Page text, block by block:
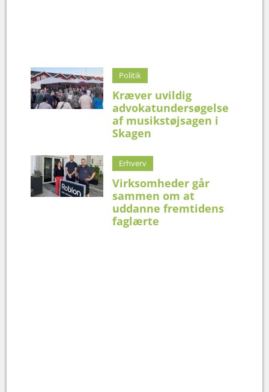
Politik
Kræver uvildig
advokatundersøgelse
af musikstøjsagen i
Skagen
Erhverv
Virksomheder går
sammen om at
uddanne fremtidens
faglærte